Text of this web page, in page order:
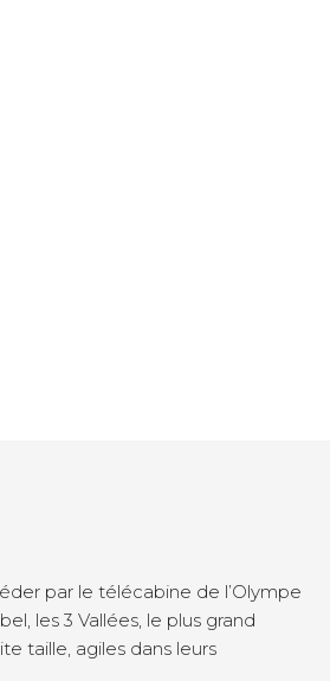
par le télécabine de l’Olympe
les 3 Vallées, le plus grand
taille, agiles dans leurs